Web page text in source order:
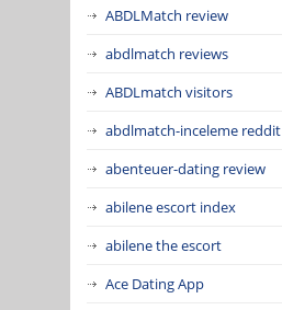
ABDLMatch review
abdlmatch reviews
ABDLmatch visitors
abdlmatch-inceleme reddit
abenteuer-dating review
abilene escort index
abilene the escort
Ace Dating App